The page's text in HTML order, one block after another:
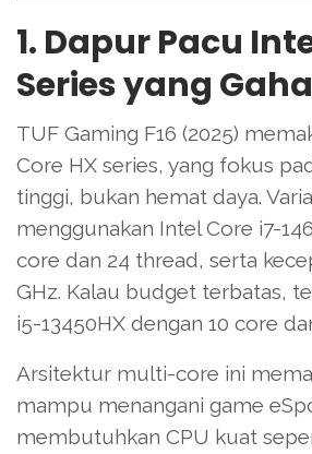
1. Dapur Pacu
Series yang
TUF Gaming F16 (2025)
Core HX series, yang fokus
tinggi, bukan hemat daya.
menggunakan Intel Core i7-
core dan 24 thread, serta
GHz. Kalau budget terbatas,
i5-13450HX dengan 10 core
Arsitektur multi-core ini
mampu menangani game
membutuhkan CPU kuat